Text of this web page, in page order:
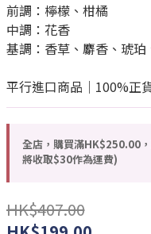
前調：檸檬、柑橘
中調：花香
基調：香草、麝香、琥珀
平行進口商品｜100%正
全店，購買滿HK$250.00
將收取$30作為運費)
HK$407.00